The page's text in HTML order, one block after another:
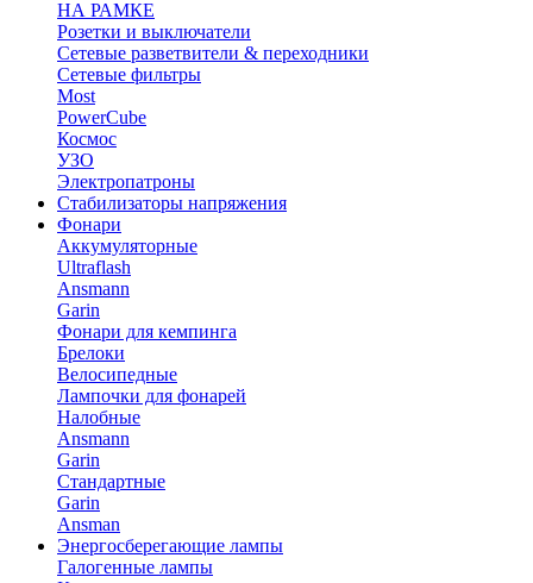
НА РАМКЕ
Розетки и выключатели
Сетевые разветвители & переходники
Сетевые фильтры
Most
PowerCube
Космос
УЗО
Электропатроны
Стабилизаторы напряжения
Фонари
Аккумуляторные
Ultraflash
Ansmann
Garin
Фонари для кемпинга
Брелоки
Велосипедные
Лампочки для фонарей
Налобные
Ansmann
Garin
Стандартные
Garin
Ansman
Энергосберегающие лампы
Галогенные лампы